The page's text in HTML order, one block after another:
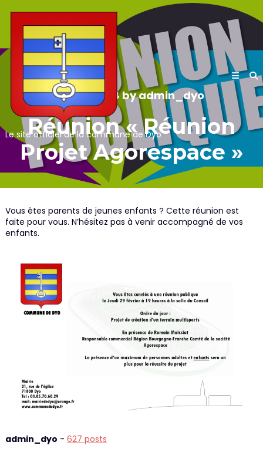
content
Le site officiel de la commune de Dyo
19/02/2024byadmin_dyo
Réunion « Réunion
Projet Agorespace »
Vous êtes parents de jeunes enfants ? Cette réunion est
faite pour vous. N’hésitez pas à venir accompagné de vos
enfants.
admin_dyo - 627 posts